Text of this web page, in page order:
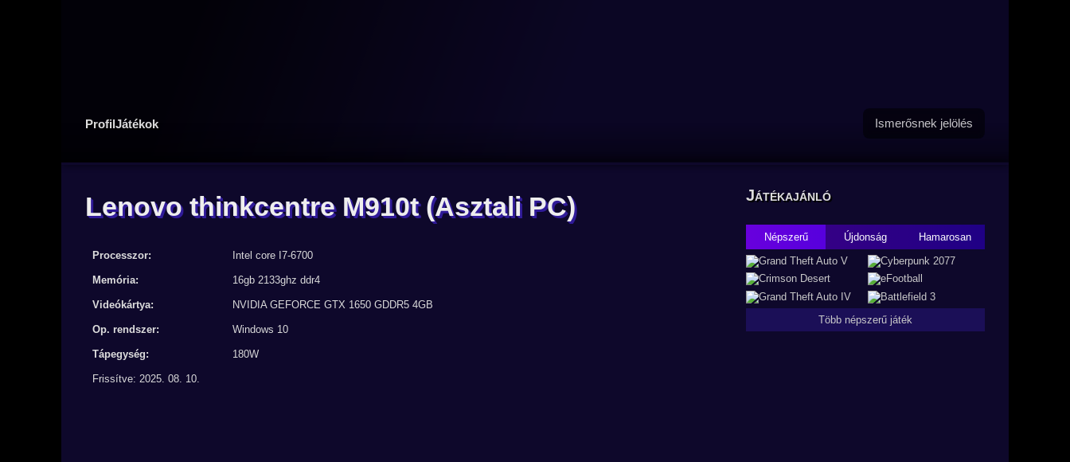
ProfilJátékok Ismerősnek jelölés
Lenovo thinkcentre M910t(Asztali PC)
Processzor: Intel core I7-6700
Memória: 16gb 2133ghz ddr4
Videókártya: NVIDIA GEFORCE GTX 1650 GDDR5 4GB
Op. rendszer: Windows 10
Tápegység: 180W
Frissítve: 2025. 08. 10.
Játékajánló
Népszerű Újdonság Hamarosan
Több népszerű játék